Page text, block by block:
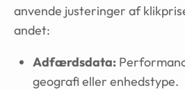
anvende justeringer af
andet:
Adfærdsdata:
geografi eller enhedstype.